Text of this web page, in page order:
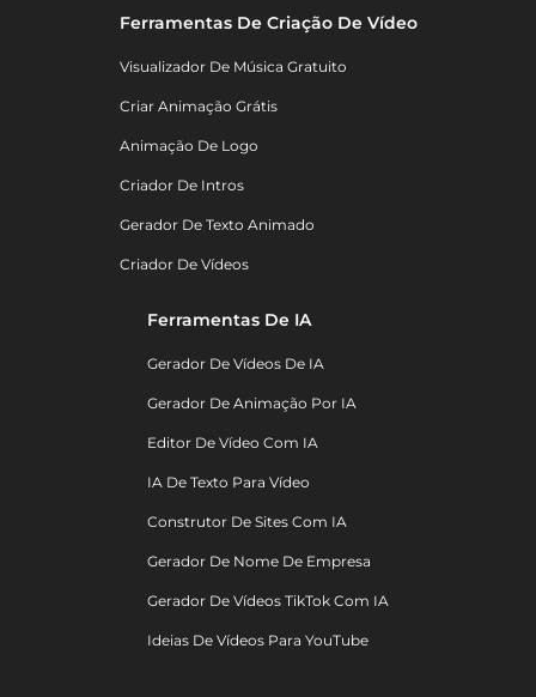
Ferramentas De Criação De Vídeo
Visualizador De Música Gratuito
Criar Animação Grátis
Animação De Logo
Criador De Intros
Gerador De Texto Animado
Criador De Vídeos
Ferramentas De IA
Gerador De Vídeos De IA
Gerador De Animação Por IA
Editor De Vídeo Com IA
IA De Texto Para Vídeo
Construtor De Sites Com IA
Gerador De Nome De Empresa
Gerador De Vídeos TikTok Com IA
Ideias De Vídeos Para YouTube